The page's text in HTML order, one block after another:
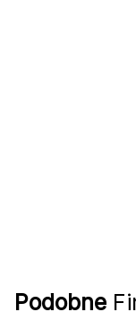
Podobne